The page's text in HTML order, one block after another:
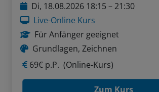
Di, 18.08.2026 18:15 – 21:30
Live-Online Kurs
Für Anfänger geeignet
Grundlagen, Zeichnen
69€ p.P. (Online-Kurs)
Zum Kurs